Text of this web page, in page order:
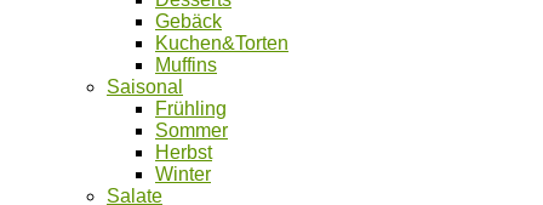
Gebäck
Kuchen&Torten
Muffins
Saisonal
Frühling
Sommer
Herbst
Winter
Salate